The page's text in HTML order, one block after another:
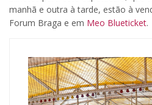
manhã e outra à tarde, estão à
Forum Braga e em Meo Blueticket.